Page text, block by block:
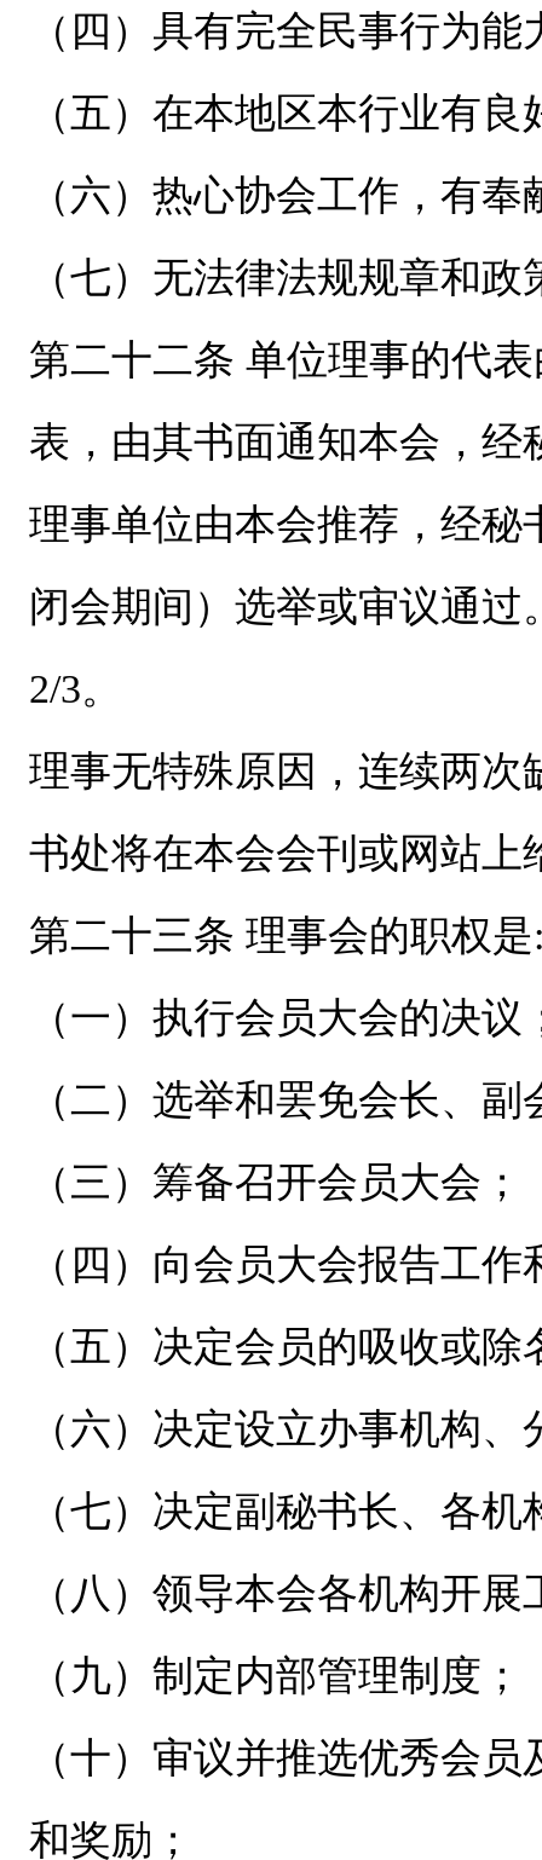
（四）具有完全民事行为能
（五）在本地区本行业有
（六）热心协会工作，有
（七）无法律法规规章和
第二十二条 单位理事的代
表，由其书面通知本会，
理事单位由本会推荐，经
闭会期间）选举或审议通
2/3。
理事无特殊原因，连续两
书处将在本会会刊或网站上
第二十三条 理事会的职权是
（一）执行会员大会的决议
（二）选举和罢免会长、
（三）筹备召开会员大会；
（四）向会员大会报告工
（五）决定会员的吸收或除
（六）决定设立办事机构
（七）决定副秘书长、各
（八）领导本会各机构开展
（九）制定内部管理制度；
（十）审议并推选优秀会
和奖励；